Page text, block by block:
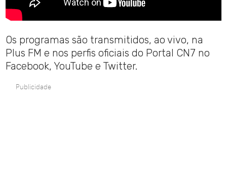
Os programas são transmitidos, ao vivo, na
Plus FM e nos perfis oficiais do Portal CN7 no
Facebook, YouTube e Twitter.
Publicidade